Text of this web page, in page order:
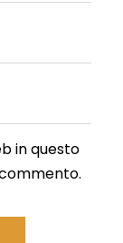
in questo